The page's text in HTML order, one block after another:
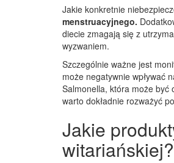
Jakie konkretnie
menstruacyjnego.
diecie zmagają się z
wyzwaniem.
Szczególnie ważne jest
może negatywnie wpływać
Salmonella, która może być
warto dokładnie rozważyć
Jakie
witariańskiej?